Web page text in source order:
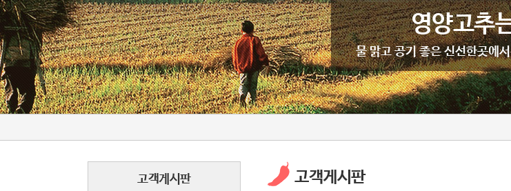
영양고추
물 맑고 공기 좋은 신선한곳에
고객게시판 고객게시판